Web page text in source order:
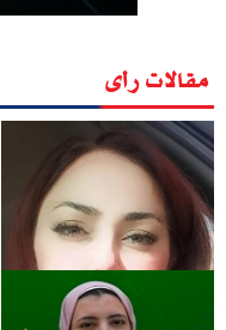
مقالات رأى